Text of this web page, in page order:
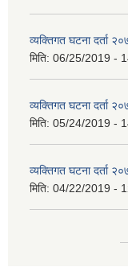
व्यक्तिगत घटना दर्ता
मिति: 06/25/2019 -
व्यक्तिगत घटना दर्ता
मिति: 05/24/2019 -
व्यक्तिगत घटना दर्ता
मिति: 04/22/2019 -